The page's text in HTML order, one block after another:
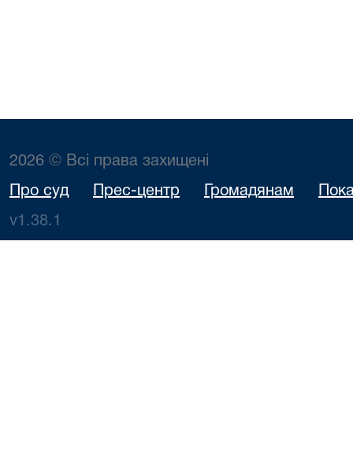
2026 © Всі права захищені
Про суд Прес-центр Громадянам
v1.38.1